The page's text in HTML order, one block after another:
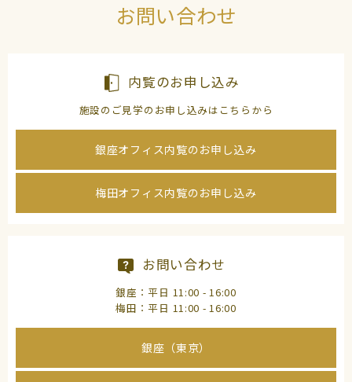
お問い合わせ
内覧のお申し込み
施設のご見学のお申し込みはこちらから
銀座オフィス内覧のお申し込み
梅田オフィス内覧のお申し込み
お問い合わせ
銀座：平日 11:00 - 16:00
梅田：平日 11:00 - 16:00
銀座（東京）